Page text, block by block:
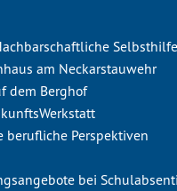
am Neckarstauwehr
dem Berghof
berufliche Perspektiven
bei